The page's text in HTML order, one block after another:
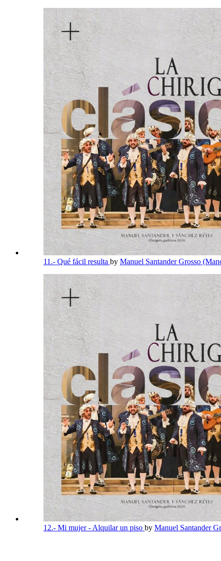
11.- Qué fácil resulta by Manuel Santander Grosso
12.- Mi mujer - Alquilar un piso by Manuel Santander